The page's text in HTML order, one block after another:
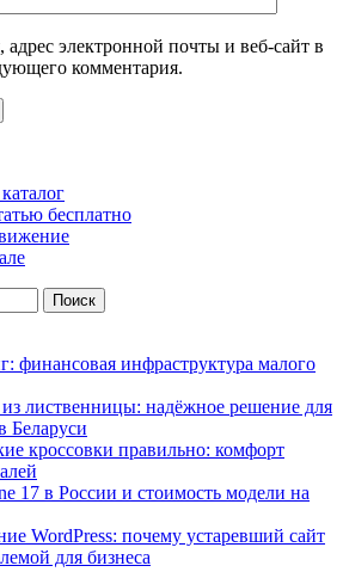
электронной почты и веб-сайт в
комментария.
бесплатно
финансовая инфраструктура малого
лиственницы: надёжное решение для
Беларуси
кроссовки правильно: комфорт
17 в России и стоимость модели на
WordPress: почему устаревший сайт
для бизнеса